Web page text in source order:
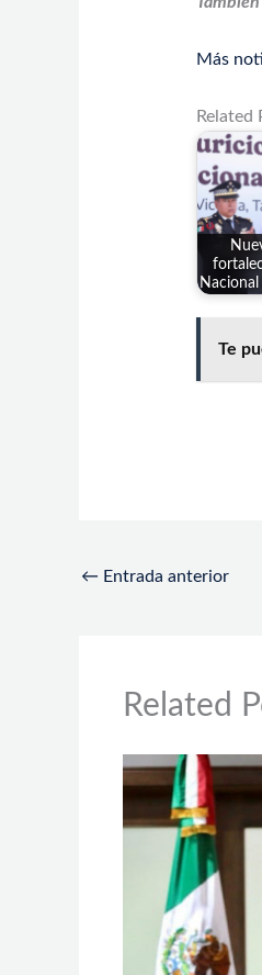
Más
Related
Nacional
Te
← Entrada anterior
Related